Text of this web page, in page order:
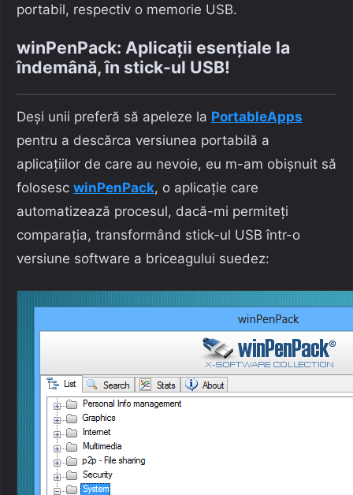
portabil, respectiv o memorie USB.
winPenPack: Aplicații esențiale la
îndemână, în stick-ul USB!
Deși unii preferă să apeleze la PortableApps
pentru a descărca versiunea portabilă a
aplicațiilor de care au nevoie, eu m-am obișnuit să
folosesc winPenPack, o aplicație care
automatizează procesul, dacă-mi permiteți
comparația, transformând stick-ul USB într-o
versiune software a briceagului suedez: